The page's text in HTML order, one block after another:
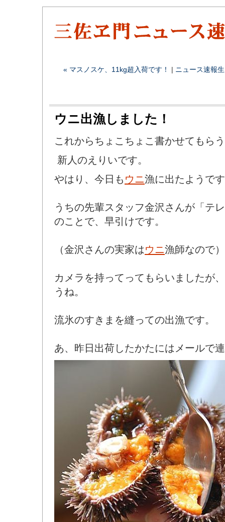
« マスノスケ、11kg超入荷です！ | ニュース速報
ウニ出漁しました！
これからちょこちょこ書かせてもら
新人のえりいです。
やはり、今日も ウニ漁に出たようで
うちの先輩スタッフ金沢さんが「テ
のことで、早引けです。
（金沢さんの実家はウニ漁師なので）
カメラを持ってってもらいましたが
うね。
流氷のすきまを縫っての出漁です。
あ、昨日出荷したかたにはメールで